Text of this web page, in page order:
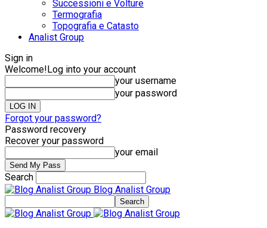
Successioni e Volture
Termografia
Topografia e Catasto
Analist Group
Sign in
Welcome!Log into your account
your username
your password
Forgot your password?
Password recovery
Recover your password
your email
Search
Blog Analist Group